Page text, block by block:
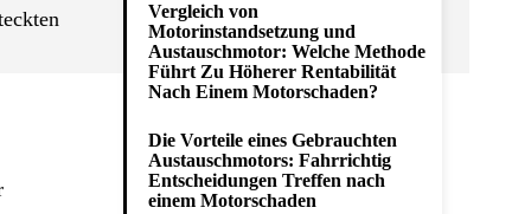
Vergleich von
Motorinstandsetzung und
Austauschmotor: Welche Methode
Führt Zu Höherer Rentabilität
Nach Einem Motorschaden?
Die Vorteile eines Gebrauchten
Austauschmotors: Fahrrichtig
Entscheidungen Treffen nach
einem Motorschaden